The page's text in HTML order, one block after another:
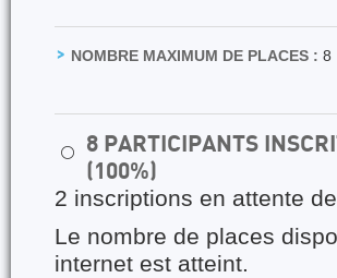
NOMBRE MAXIMUM DE PLACES : 8
⚪
8 PARTICIPANTS
(100%)
2 inscriptions en attente
Le nombre de places
internet est atteint.